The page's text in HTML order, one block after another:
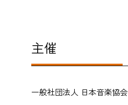
主催
一般社団法人 日本音楽協会